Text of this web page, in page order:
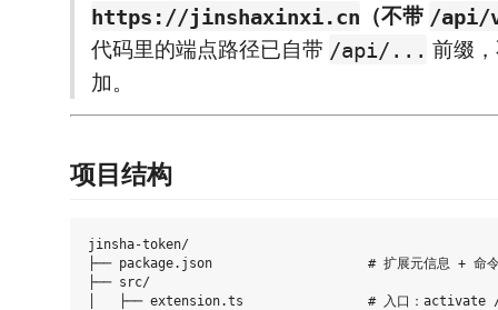
https://jinshaxinxi.cn （不带 /api/
代码里的端点路径已自带 /api/... 前缀
加。
项目结构
jinsha-token/
├── package.json                    # 扩展元信息 + 命令
├── src/
│   ├── extension.ts                # 入口：activate